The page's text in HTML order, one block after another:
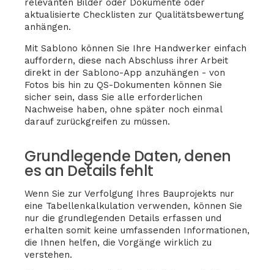
relevanten Bilder oder Dokumente oder
aktualisierte Checklisten zur Qualitätsbewertung
anhängen.
Mit Sablono können Sie Ihre Handwerker einfach
auffordern, diese nach Abschluss ihrer Arbeit
direkt in der Sablono-App anzuhängen - von
Fotos bis hin zu QS-Dokumenten können Sie
sicher sein, dass Sie alle erforderlichen
Nachweise haben, ohne später noch einmal
darauf zurückgreifen zu müssen.
Grundlegende Daten, denen
es an Details fehlt
Wenn Sie zur Verfolgung Ihres Bauprojekts nur
eine Tabellenkalkulation verwenden, können Sie
nur die grundlegenden Details erfassen und
erhalten somit keine umfassenden Informationen,
die Ihnen helfen, die Vorgänge wirklich zu
verstehen.